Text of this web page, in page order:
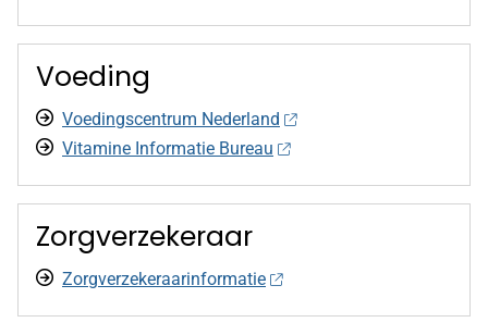
Voeding
Voedingscentrum Nederland
Vitamine Informatie Bureau
Zorgverzekeraar
Zorgverzekeraarinformatie